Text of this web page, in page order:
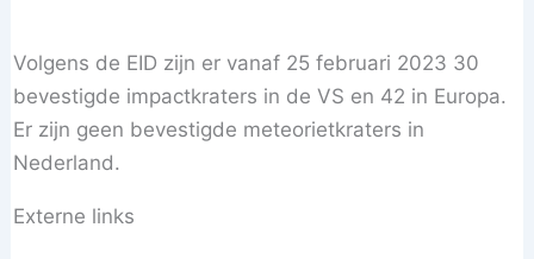
Volgens de EID zijn er vanaf 25 februari 2023 30
bevestigde impactkraters in de VS en 42 in Europa.
Er zijn geen bevestigde meteorietkraters in
Nederland.
Externe links